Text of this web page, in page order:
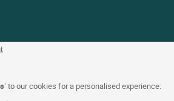
’ to our cookies for a personalised experience:
Instagram